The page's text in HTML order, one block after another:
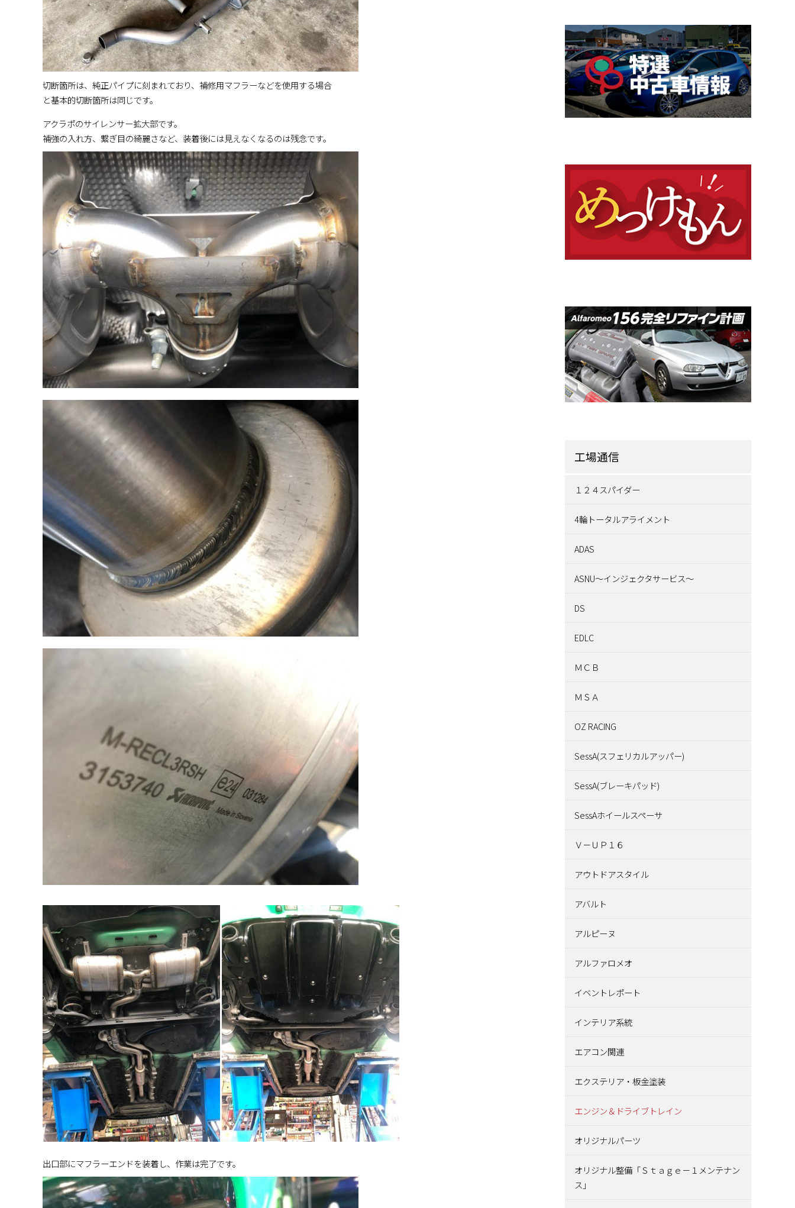
切断箇所は、純正パイプに刻まれており、補修用マフラーなどを使用する場合
と基本的切断箇所は同じです。
アクラポのサイレンサー拡大部です。
補強の入れ方、繋ぎ目の綺麗さなど、装着後には見えなくなるのは残念です。
出口部にマフラーエンドを装着し、作業は完了です。
工場通信
１２４スパイダー
4輪トータルアライメント
ADAS
ASNU～インジェクタサービス～
DS
EDLC
ＭＣＢ
ＭＳＡ
OZ RACING
SessA(スフェリカルアッパー)
SessA(ブレーキパッド)
SessAホイールスペーサ
Ｖ－ＵＰ１６
アウトドアスタイル
アバルト
アルピーヌ
アルファロメオ
イベントレポート
インテリア系統
エアコン関連
エクステリア・板金塗装
エンジン＆ドライブトレイン
オリジナルパーツ
オリジナル整備「Ｓｔａｇｅ－１メンテナン
ス」